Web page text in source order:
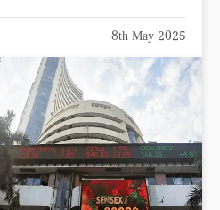
8th May 2025